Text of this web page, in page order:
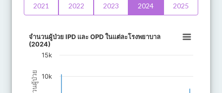
2021 2022 2023 2024 2025
จำนวนผู้ป่วย IPD และ OPD ในแต่ละโรงพ
Bar chart with 2 data series.
The chart has 1 X axis displaying categories.
จำนวนผู้ป่วย IPD และ OPD ในแต่ละโรงพยาบาล
(2024)
10k
15k